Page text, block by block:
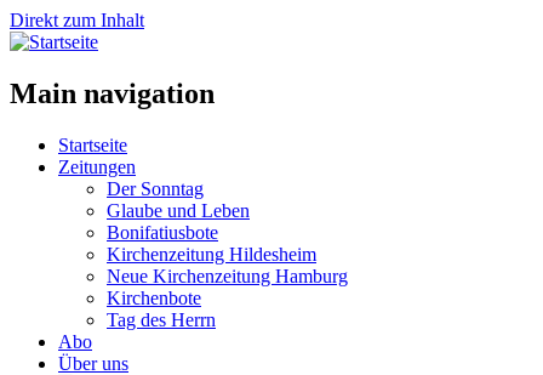
Direkt zum Inhalt
Main navigation
Startseite
Zeitungen
Der Sonntag
Glaube und Leben
Bonifatiusbote
Kirchenzeitung Hildesheim
Neue Kirchenzeitung Hamburg
Kirchenbote
Tag des Herrn
Abo
Über uns